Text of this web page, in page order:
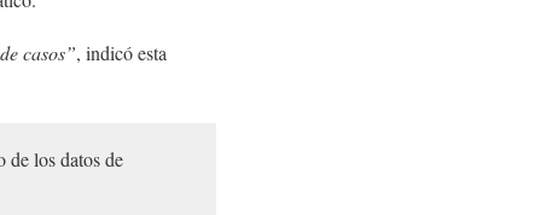
casos”, indicó esta
de los datos de